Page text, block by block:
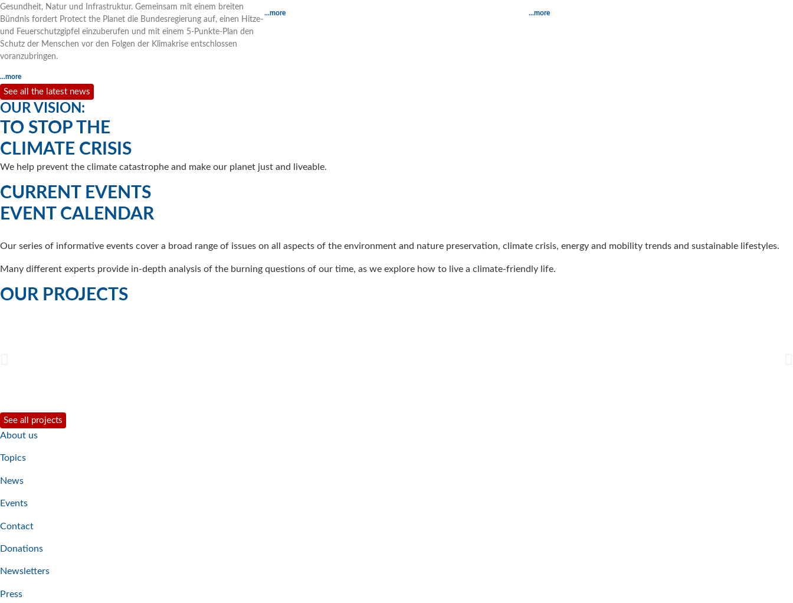
Gesundheit, Natur und Infrastruktur. Gemeinsam mit einem breiten
Bündnis fordert Protect the Planet die Bundesregierung auf, einen Hitze-
und Feuerschutzgipfel einzuberufen und mit einem 5-Punkte-Plan den
Schutz der Menschen vor den Folgen der Klimakrise entschlossen
voranzubringen.
...more
...more ...more
See all the latest news
OUR VISION:
TO STOP THE
CLIMATE CRISIS
We help prevent the climate catastrophe and make our planet just and liveable.
CURRENT EVENTS
EVENT CALENDAR
Our series of informative events cover a broad range of issues on all aspects of the environment and nature preservation, climate crisis, energy and mobility trends and sustainable lifestyles.
Many different experts provide in-depth analysis of the burning questions of our time, as we explore how to live a climate-friendly life.
OUR PROJECTS
See all projects
About us
Topics
News
Events
Contact
Donations
Newsletters
Press